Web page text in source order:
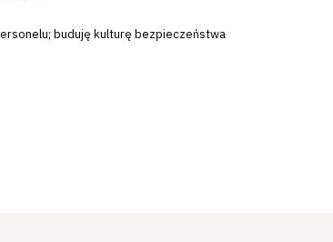
buduję kulturę bezpieczeństwa